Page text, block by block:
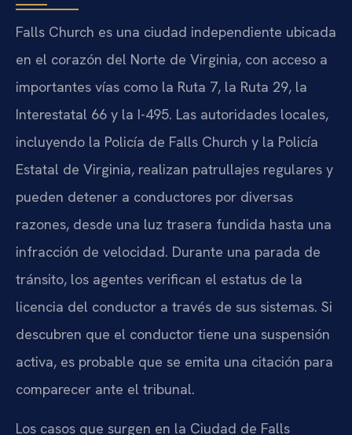
Falls Church es una ciudad independiente ubicada
en el corazón del Norte de Virginia, con acceso a
importantes vías como la Ruta 7, la Ruta 29, la
Interestatal 66 y la I-495. Las autoridades locales,
incluyendo la Policía de Falls Church y la Policía
Estatal de Virginia, realizan patrullajes regulares y
pueden detener a conductores por diversas
razones, desde una luz trasera fundida hasta una
infracción de velocidad. Durante una parada de
tránsito, los agentes verifican el estatus de la
licencia del conductor a través de sus sistemas. Si
descubren que el conductor tiene una suspensión
activa, es probable que se emita una citación para
comparecer ante el tribunal.
Los casos que surgen en la Ciudad de Falls